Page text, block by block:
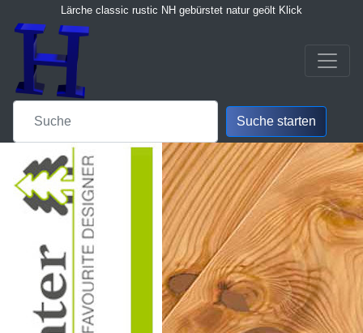
Lärche classic rustic NH gebürstet natur geölt Klick